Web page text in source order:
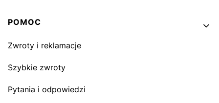
Linki w stopce
POMOC
Zwroty i reklamacje
Szybkie zwroty
Pytania i odpowiedzi